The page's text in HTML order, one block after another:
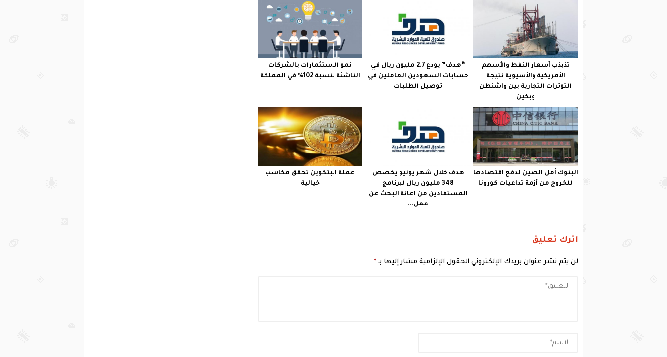
تذبذب أسعار النفط والأسهم
الأمريكية والأسيوية نتيجة
التوترات التجارية بين واشنطن
وبكين
“هدف” يودع 2.7 مليون ريال في
حسابات السعودين العاملين في
توصيل الطلبات
نمو الاستثمارات بالشركات
الناشئة بنسبة 102% في المملكة
البنوك أمل الصين لدفع اقتصادها
للخروج من أزمة تداعيات كورونا
هدف خلال شهر يونيو يخصص
348 مليون ريال لبرنامج
المستفادين من اعانة البحث عن
عمل...
عملة البتكوين تحقق مكاسب
خيالية
اترك تعليق
لن يتم نشر عنوان بريدك الإلكتروني.الحقول الإلزامية مشار إليها بـ *